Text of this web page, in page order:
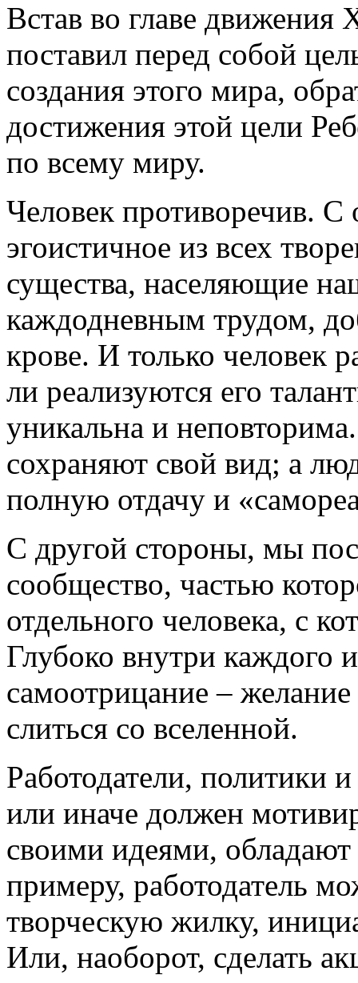
Встав во главе
поставил перед собой
создания этого мира,
достижения этой цели
по всему миру.
Человек противоречив.
эгоистичное из всех
существа, населяющие
каждодневным трудом,
крове. И только человек
ли реализуются его
уникальна и
сохраняют свой вид; а
полную отдачу и
С другой стороны, мы
сообщество, частью
отдельного человека, с
Глубоко внутри каждого
самоотрицание – желание
слиться со вселенной.
Работодатели, политики
или иначе должен
своими идеями,
примеру, работодатель
творческую жилку,
Или, наоборот, сделать